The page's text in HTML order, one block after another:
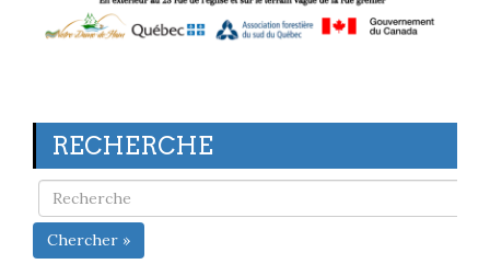
RECHERCHE
Chercher »